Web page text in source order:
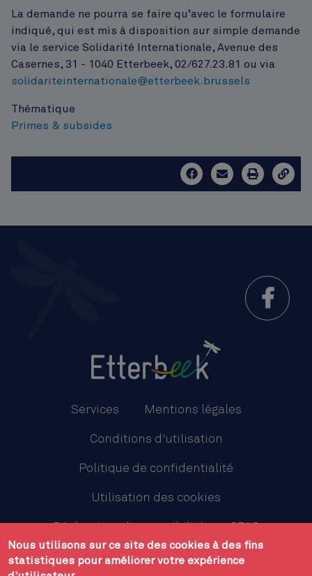
La demande ne pourra se faire qu’avec le formulaire
indiqué, qui est mis à disposition sur simple demande
via le service Solidarité Internationale, Avenue des
Casernes, 31 - 1040 Etterbeek, 02/627.23.81 ou via
solidariteinternationale@etterbeek.brussels
Thématique
Primes & subsides
Services Mentions légales
Conditions d'utilisation
Politique de confidentialité
Utilisation des cookies
Déclaration d'accessibilité CPAS
Plan du site
Nous utilisons sur ce site des cookies à des fins
statistiques pour améliorer votre expérience